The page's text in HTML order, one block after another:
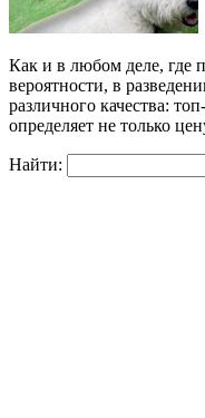
Как и в любом деле, где
вероятности, в
различного качества:
определяет не только
Найти: